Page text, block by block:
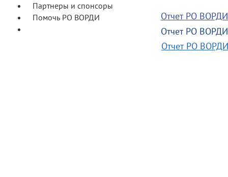
Партнеры и спонсоры
Помочь РО ВОРДИ
Отчет РО
Отчет РО
Отчет РО